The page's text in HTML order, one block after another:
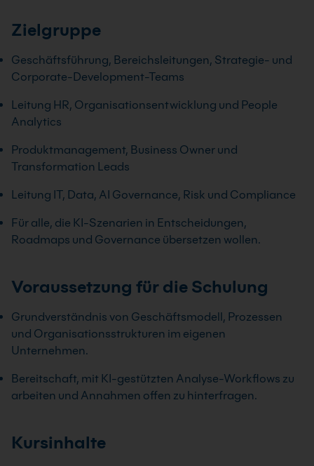
Zielgruppe
Geschäftsführung, Bereichsleitungen, Strategie- und
Corporate-Development-Teams
Leitung HR, Organisationsentwicklung und People
Analytics
Produktmanagement, Business Owner und
Transformation Leads
Leitung IT, Data, AI Governance, Risk und Compliance
Für alle, die KI-Szenarien in Entscheidungen,
Roadmaps und Governance übersetzen wollen.
Voraussetzung für die Schulung
Grundverständnis von Geschäftsmodell, Prozessen
und Organisationsstrukturen im eigenen
Unternehmen.
Bereitschaft, mit KI-gestützten Analyse-Workflows zu
arbeiten und Annahmen offen zu hinterfragen.
Kursinhalte